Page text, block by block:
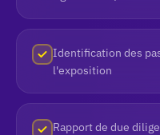
Identification des
l'exposition
Rapport de due